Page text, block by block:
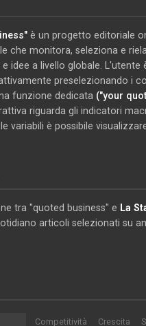
è un progetto editoriale
che monitora, seleziona e
e idee a livello globale. L'utente
preselezionando i
funzione dedicata ("your
riguarda gli indicatori
variabili è possibile
tra "quoted business" e La
articoli selezionati su
Competitività Crescita